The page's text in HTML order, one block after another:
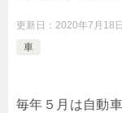
更新日： 2020年7月18日
車
毎年５月は自動